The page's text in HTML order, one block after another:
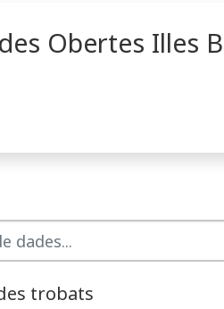
Obertes Illes
trobats